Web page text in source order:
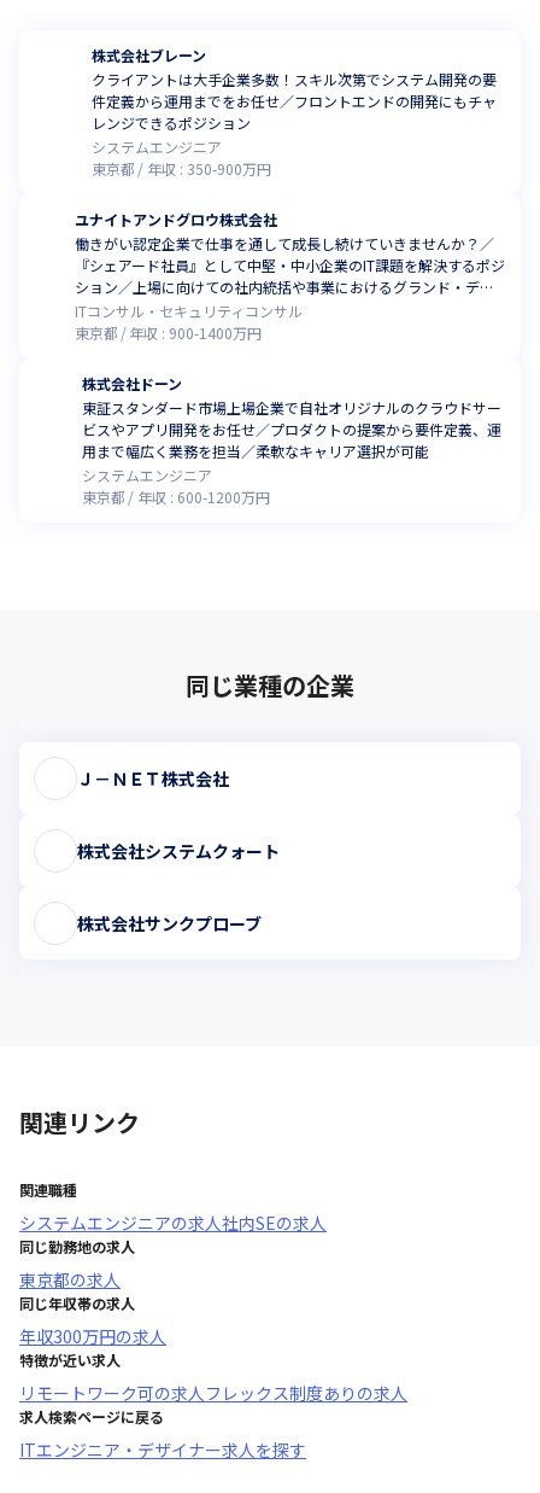
株式会社ブレーン
クライアントは大手企業多数！スキル次第でシステム開発の要
件定義から運用までをお任せ／フロントエンドの開発にもチャ
レンジできるポジション
システムエンジニア
東京都
年収 : 350-900万円
ユナイトアンドグロウ株式会社
働きがい認定企業で仕事を通して成長し続けていきませんか？／
『シェアード社員』として中堅・中小企業のIT課題を解決するポジ
ション／上場に向けての社内統括や事業におけるグランド・デザ
インなどもお任せします！
ITコンサル・セキュリティコンサル
東京都
年収 : 900-1400万円
株式会社ドーン
東証スタンダード市場上場企業で自社オリジナルのクラウドサー
ビスやアプリ開発をお任せ／プロダクトの提案から要件定義、運
用まで幅広く業務を担当／柔軟なキャリア選択が可能
システムエンジニア
東京都
年収 : 600-1200万円
同じ業種の企業
Ｊ－ＮＥＴ株式会社
株式会社システムクォート
株式会社サンクプローブ
関連リンク
関連職種
システムエンジニアの求人社内SEの求人
同じ勤務地の求人
東京都の求人
同じ年収帯の求人
年収300万円の求人
特徴が近い求人
リモートワーク可の求人フレックス制度あり の求人
求人検索ページに戻る
ITエンジニア・デザイナー求人を探す